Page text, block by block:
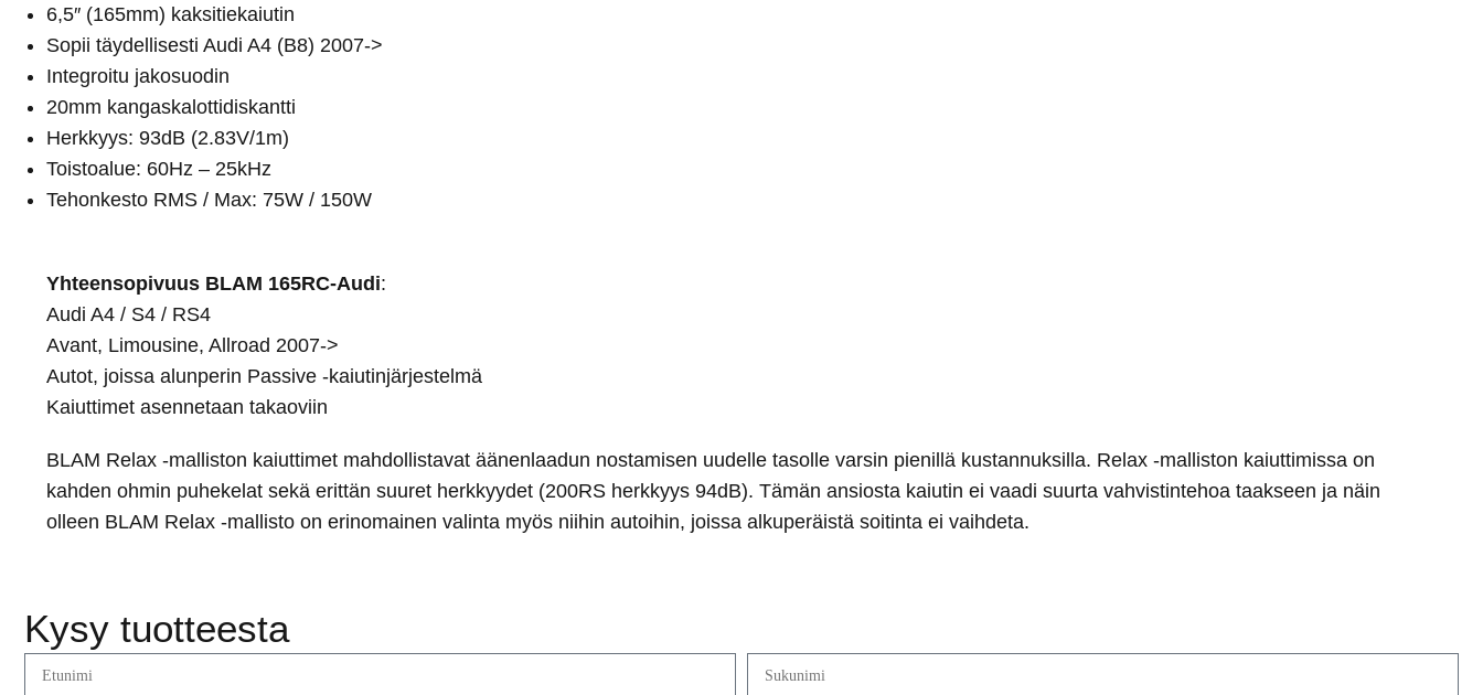
6,5″ (165mm) kaksitiekaiutin
Sopii täydellisesti Audi A4 (B8) 2007->
Integroitu jakosuodin
20mm kangaskalottidiskantti
Herkkyys: 93dB (2.83V/1m)
Toistoalue: 60Hz – 25kHz
Tehonkesto RMS / Max: 75W / 150W
Yhteensopivuus BLAM 165RC-Audi:
Audi A4 / S4 / RS4
Avant, Limousine, Allroad 2007->
Autot, joissa alunperin Passive -kaiutinjärjestelmä
Kaiuttimet asennetaan takaoviin
BLAM Relax -malliston kaiuttimet mahdollistavat äänenlaadun nostamisen uudelle tasolle varsin pienillä kustannuksilla. Relax -malliston kaiuttimissa on
kahden ohmin puhekelat sekä erittän suuret herkkyydet (200RS herkkyys 94dB). Tämän ansiosta kaiutin ei vaadi suurta vahvistintehoa taakseen ja näin
olleen BLAM Relax -mallisto on erinomainen valinta myös niihin autoihin, joissa alkuperäistä soitinta ei vaihdeta.
Kysy tuotteesta